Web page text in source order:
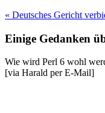
« Deutsches Gericht
Einige Gedanken
Wie wird Perl 6 wohl
[via Harald per E-Mail]